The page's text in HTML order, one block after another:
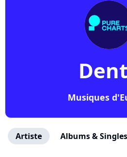
Musiques
Artiste Albums & Singles